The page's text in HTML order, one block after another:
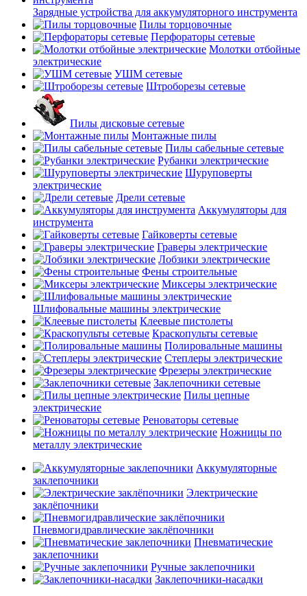
Зарядные устройства для аккумуляторного инструмента
Пилы торцовочные
Перфораторы сетевые
Молотки отбойные
электрические
УШМ сетевые
Штроборезы сетевые
Пилы дисковые сетевые
Монтажные пилы
Пилы сабельные сетевые
Рубанки электрические
Шуруповерты
электрические
Дрели сетевые
Аккумуляторы для
инструмента
Гайковерты сетевые
Граверы электрические
Лобзики электрические
Фены строительные
Миксеры электрические
Шлифовальные машины электрические
Клеевые пистолеты
Краскопульты сетевые
Полировальные машины
Степлеры электрические
Фрезеры электрические
Заклепочники сетевые
Пилы цепные
электрические
Реноваторы сетевые
Ножницы по
металлу электрические
Аккумуляторные
заклепочники
Электрические
заклёпочники
Пневмогидравлические заклёпочники
Пневматические
заклепочники
Ручные заклепочники
Заклепочники-насадки